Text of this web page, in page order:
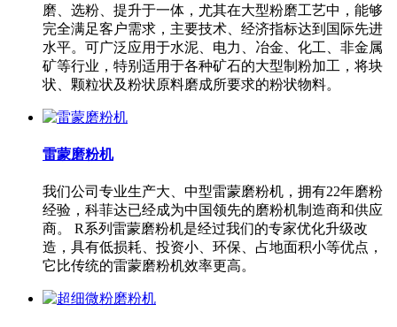
磨、选粉、提升于一体，尤其在大型粉磨工艺中，能够
完全满足客户需求，主要技术、经济指标达到国际先进
水平。可广泛应用于水泥、电力、冶金、化工、非金属
矿等行业，特别适用于各种矿石的大型制粉加工，将块
状、颗粒状及粉状原料磨成所要求的粉状物料。
雷蒙磨粉机
我们公司专业生产大、中型雷蒙磨粉机，拥有22年磨粉
经验，科菲达已经成为中国领先的磨粉机制造商和供应
商。 R系列雷蒙磨粉机是经过我们的专家优化升级改
造，具有低损耗、投资小、环保、占地面积小等优点，
它比传统的雷蒙磨粉机效率更高。